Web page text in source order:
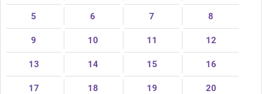
5 6 7 8
9 10 11 12
13 14 15 16
17 18 19 20